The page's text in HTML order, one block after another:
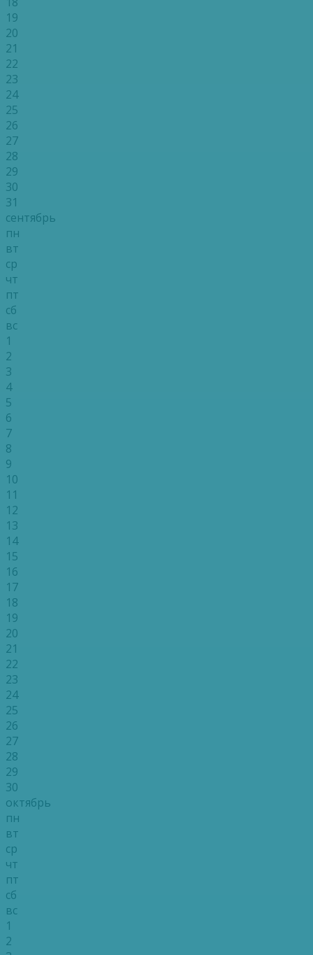
19
20
21
22
23
24
25
26
27
28
29
30
31
сентябрь
пн
вт
ср
чт
пт
сб
вс
1
2
3
4
5
6
7
8
9
10
11
12
13
14
15
16
17
18
19
20
21
22
23
24
25
26
27
28
29
30
октябрь
пн
вт
ср
чт
пт
сб
вс
1
2